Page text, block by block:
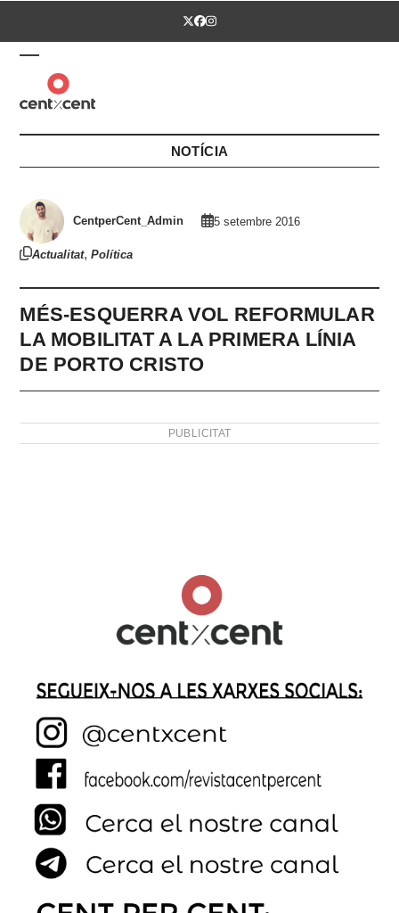
Twitter
Facebook
Instagram
Open
mobile
menu
Close
mobile
menu
NOTÍCIA
CentperCent_Admin 5 setembre 2016
Actualitat,Política
MÉS-ESQUERRA VOL REFORMULAR
LA MOBILITAT A LA PRIMERA LÍNIA
DE PORTO CRISTO
PUBLICITAT